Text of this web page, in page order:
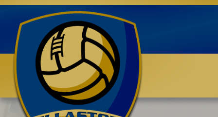
Benvenuti su HELLASTORY.net